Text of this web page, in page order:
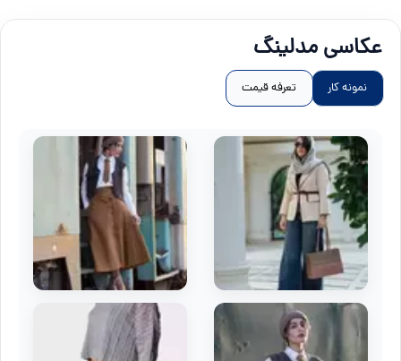
عکاسی مدلینگ
نمونه کار تعرفه قیمت